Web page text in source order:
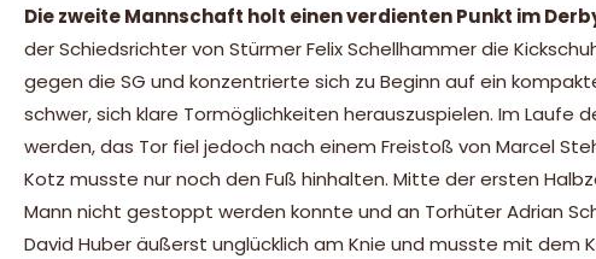
Die zweite Mannschaft holt einen verdienten Punkt im
der Schiedsrichter von Stürmer Felix Schellhammer die
gegen die SG und konzentrierte sich zu Beginn auf ein
schwer, sich klare Tormöglichkeiten herauszuspielen. Im Laufe
werden, das Tor fiel jedoch nach einem Freistoß von Marcel
Kotz musste nur noch den Fuß hinhalten. Mitte der ersten
Mann nicht gestoppt werden konnte und an Torhüter Adrian
David Huber äußerst unglücklich am Knie und musste mit dem